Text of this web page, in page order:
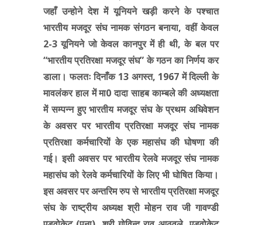
जहाँ उन्होने देश में यूनियने खड़ी करने के पश्चात
भारतीय मजदूर संघ नामक संगठन बनाया, वहीं केवल
2-3 यूनियने जो केवल कानपुर में ही थी, के बल पर
“भारतीय प्रतिरक्षा मजदूर संघ”के गठन का निर्णय कर
डाला। फलतः दिनाँक 13 अगस्त, 1967 में दिल्ली के
मावलंकर हाल में मा0 दादा साहब काम्बले की अध्यक्षता
में सम्पन्न हुए भारतीय मजदूर संघ के प्रथम अधिवेशन
के अवसर पर भारतीय प्रतिरक्षा मजदूर संघ नामक
प्रतिरक्षा कर्मचारियों के एक महासंघ की घोषणा की
गई। इसी अवसर पर भारतीय रेलवे मजदूर संघ नामक
महासंघ को रेलवे कर्मचारियों के लिए भी घोषित किया।
इस अवसर पर अन्तरिम रुप से भारतीय प्रतिरक्षा मजदूर
संघ के राष्ट्रीय अध्यक्ष श्री मोहन राव जी गावण्डी